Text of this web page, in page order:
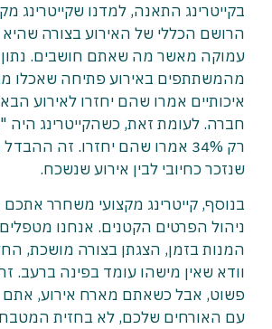
בקייטרינג התאנה, למדנו שקייטרינג
הרושם הכללי של האירוע בצורה
מהמשתתפים באירוע פתיחה שאכלו
איכותיים אמרו שהם יחזרו לאירוע
חברה. לעומת זאת, כשהקייטרינג היה
רק 34% אמרו שהם יחזרו. זה
שנזכר כחיובי לבין אירוע שנשכח.
בנוסף, קייטרינג מקצועי משחרר
ניהול הפרטים הקטנים. אנחנו
המנות בזמן, הצגתן בצורה מושכת,
וודא שאין מישהו עומד בפינה ברעב.
פשוט, אבל כשאתם מארח אירוע, אתם
עם האורחים שלכם, לא בחזית המטבח.